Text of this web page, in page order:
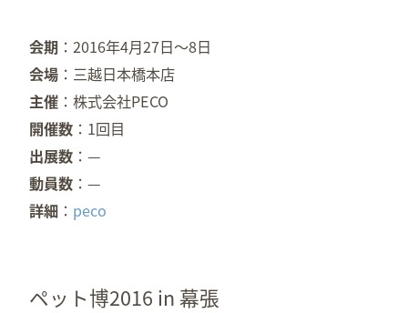
会期
2016年4月27日～8日
会場
三越日本橋本店
主催
株式会社PECO
開催数
1回目
出展数
—
動員数
—
詳細
peco
ペット博2016 in 幕張